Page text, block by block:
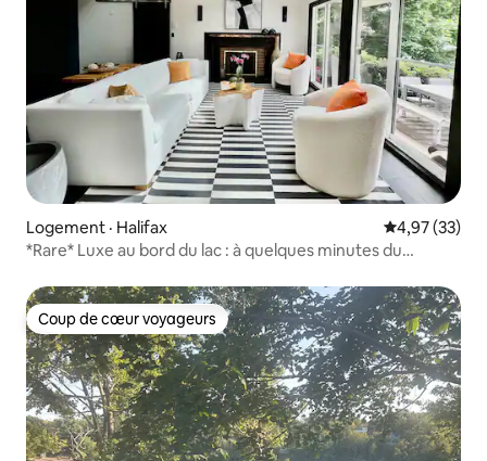
Logement · Halifax Note
4,97 (33)
*Rare* Luxe au bord du lac : à quelques minutes du
Coup de cœur voyageurs
Coup de cœur voyageurs